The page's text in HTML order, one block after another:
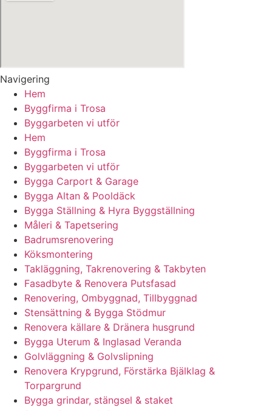
Navigering
Hem
Byggfirma i Trosa
Byggarbeten vi utför
Hem
Byggfirma i Trosa
Byggarbeten vi utför
Bygga Carport & Garage
Bygga Altan & Pooldäck
Bygga Ställning & Hyra Byggställning
Måleri & Tapetsering
Badrumsrenovering
Köksmontering
Takläggning, Takrenovering & Takbyten
Fasadbyte & Renovera Putsfasad
Renovering, Ombyggnad, Tillbyggnad
Stensättning & Bygga Stödmur
Renovera källare & Dränera husgrund
Bygga Uterum & Inglasad Veranda
Golvläggning & Golvslipning
Renovera Krypgrund, Förstärka Bjälklag &
Torpargrund
Bygga grindar, stängsel & staket